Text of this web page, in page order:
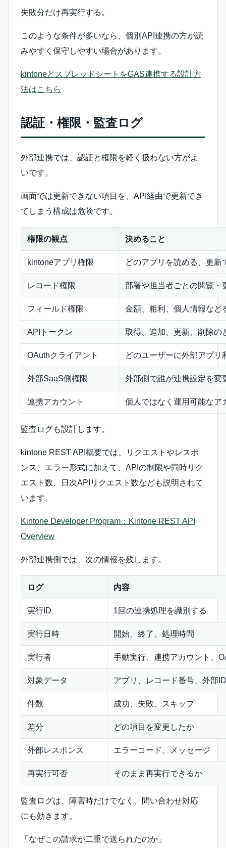
失敗分だけ再実行する。
このような条件が多いなら、個別API連携の方が読
みやすく保守しやすい場合があります。
kintoneとスプレッドシートをGAS連携する設計方
法はこちら
認証・権限・監査ログ
外部連携では、認証と権限を軽く扱わない方がよ
いです。
画面では更新できない項目を、API経由で更新でき
てしまう構成は危険です。
権限の観点 決めること
kintoneアプリ権限 どのアプリを読める、更新
レコード権限 部署や担当者ごとの閲覧・
フィールド権限 金額、粗利、個人情報など
APIトークン 取得、追加、更新、削除の
OAuthクライアント どのユーザーに外部アプリ
外部SaaS側権限 外部側で誰が連携設定を変
連携アカウント 個人ではなく運用可能なア
監査ログも設計します。
kintone REST API概要では、リクエストやレスポ
ンス、エラー形式に加えて、APIの制限や同時リク
エスト数、日次APIリクエスト数なども説明されて
います。
Kintone Developer Program：Kintone REST API
Overview
外部連携側では、次の情報を残します。
ログ 内容
実行ID 1回の連携処理を識別する
実行日時 開始、終了、処理時間
実行者 手動実行、連携アカウント、
対象データ アプリ、レコード番号、外部ID
件数 成功、失敗、スキップ
差分 どの項目を変更したか
外部レスポンス エラーコード、メッセージ
再実行可否 そのまま再実行できるか
監査ログは、障害時だけでなく、問い合わせ対応
にも効きます。
「なぜこの請求が二重で送られたのか」